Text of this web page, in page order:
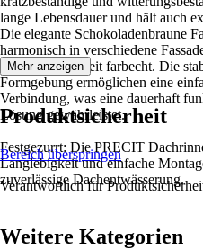
lange Lebensdauer und hält auch
Die elegante Schokoladenbraune
harmonisch in verschiedene
UV-Beständigkeit farbecht. Die
Formgebung ermöglichen eine
Verbindung, was eine dauerhaft
Lösung gewährleistet.
Festgezurrt: Die PRECIT
Langlebigkeit und einfache
zuverlässige Dachentwässerung.
Mehr anzeigen
Produktsicherheit
Bereich überspringen
Verantwortlich für
Weitere Kategorien